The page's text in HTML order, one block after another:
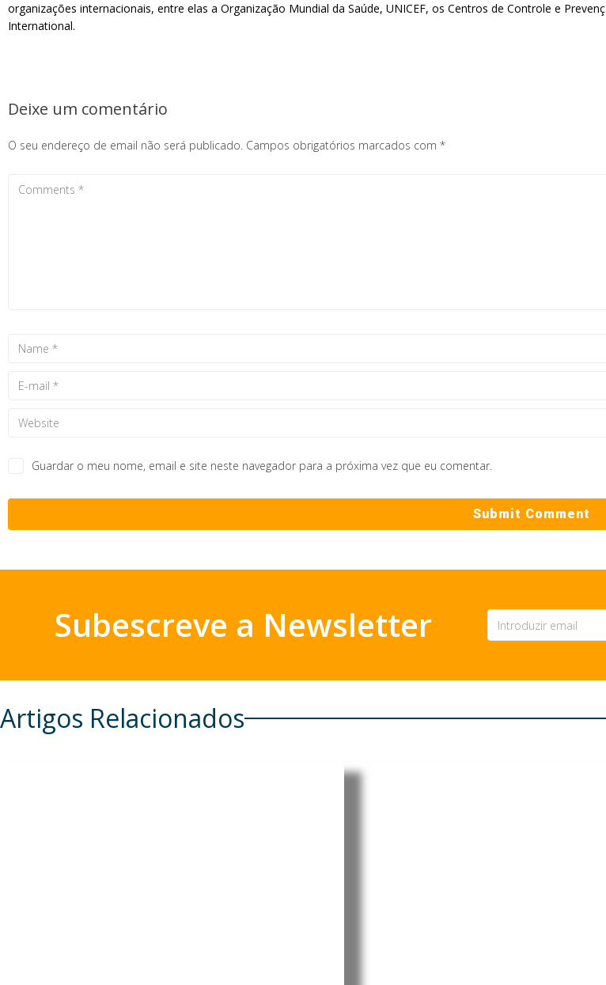
organizações internacionais, entre elas a Organização Mundial da Saúde, UNICEF, os Centros de Controle e
International.
Deixe um comentário
O seu endereço de email não será publicado. Campos obrigatórios marcados com *
Guardar o meu nome, email e site neste navegador para a próxima vez que eu comentar.
Subescreve a Newsletter
Artigos Relacionados